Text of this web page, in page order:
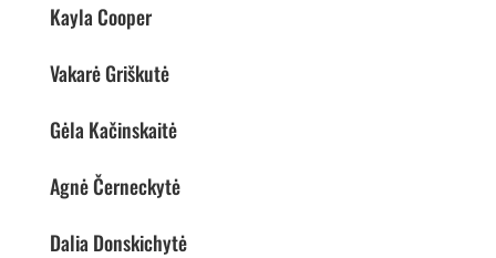
Kayla Cooper
Vakarė Griškutė
Gėla Kačinskaitė
Agnė Černeckytė
Dalia Donskichytė